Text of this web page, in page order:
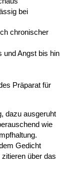
bei
chronischer
und Angst bis hin
Präparat für
dazu ausgeruht
wie
Gedicht
über das